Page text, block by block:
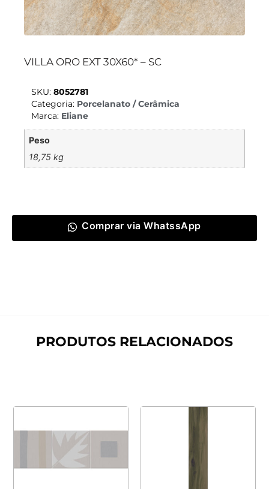
VILLA ORO EXT 30X60* – SC
SKU: 8052781
Categoria: Porcelanato / Cerâmica
Marca: Eliane
Peso
18,75 kg
Comprar via WhatssApp
PRODUTOS RELACIONADOS